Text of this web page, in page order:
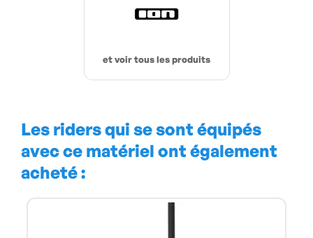
et voir tous les produits
Les riders qui se sont équipés
avec ce matériel ont également
acheté :